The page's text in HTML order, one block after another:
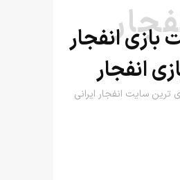
بازی انفجار
انفجار
سایت انفجار ایرانی